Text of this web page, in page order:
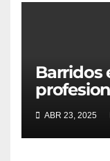
Barridos
ABR 23, 2025